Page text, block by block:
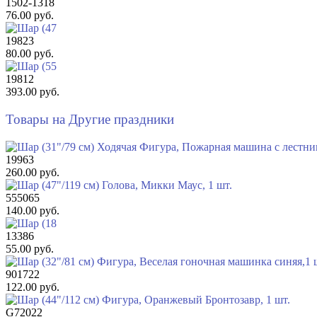
1502-1318
76.00 руб.
19823
80.00 руб.
19812
393.00 руб.
Товары на Другие праздники
19963
260.00 руб.
555065
140.00 руб.
13386
55.00 руб.
901722
122.00 руб.
G72022